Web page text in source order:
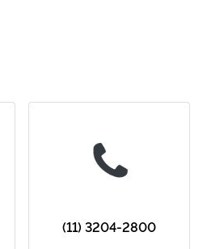
(11) 3204-2800